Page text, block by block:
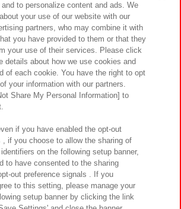
ペーン
サステナビリティ サイトポリシー
ー ウェブアクセシビリティ方針と検証結果
まとともに
ト対応方針 よくあるご質問・お問い合わせ
to personalize content and ads. We
your use of our website with our
partners, who may combine it with
you have provided to them or that they
your use of their services. Please click
details about how we use cookies and
of each cookie. You have the right to opt
your information with our partners.
Share My Personal Information] to
if you have enabled the opt-out
, if you choose to allow the sharing of
on the following setup banner,
to have consented to the sharing
out preference signals . If you
to this setting, please manage your
setup banner by clicking the link